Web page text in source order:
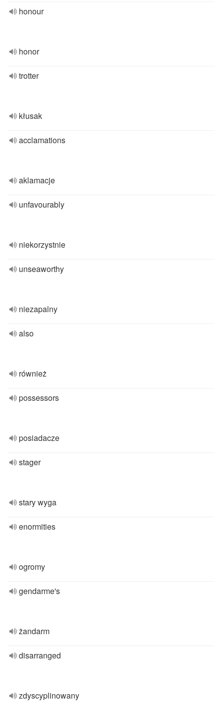
honour
honor
trotter
kłusak
acclamations
aklamacje
unfavourably
niekorzystnie
unseaworthy
niezapalny
also
również
possessors
posiadacze
stager
stary wyga
enormities
ogromy
gendarme's
żandarm
disarranged
zdyscyplinowany